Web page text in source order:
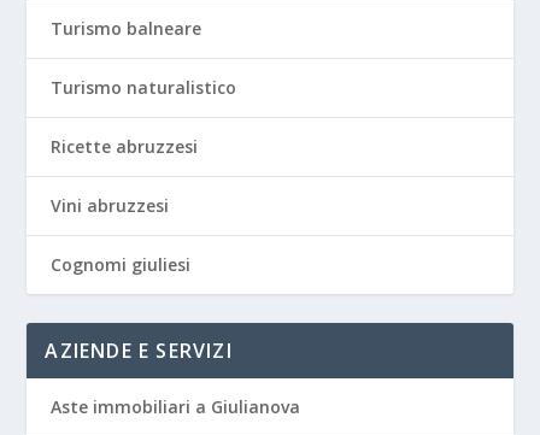
Turismo balneare
Turismo naturalistico
Ricette abruzzesi
Vini abruzzesi
Cognomi giuliesi
AZIENDE E SERVIZI
Aste immobiliari a Giulianova